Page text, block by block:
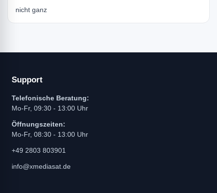
nicht ganz
Support
Telefonische Beratung:
Mo-Fr, 09:30 - 13:00 Uhr
Öffnungszeiten:
Mo-Fr, 08:30 - 13:00 Uhr
+49 2803 803901
info@xmediasat.de